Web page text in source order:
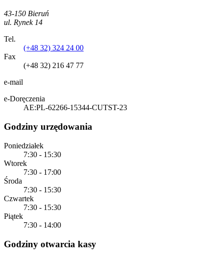
43-150 Bieruń
ul. Rynek 14
Tel.
(+48 32) 324 24 00
Fax
(+48 32) 216 47 77
e-mail
e-Doręczenia
AE:PL-62266-15344-CUTST-23
Godziny urzędowania
Poniedziałek
7:30 - 15:30
Wtorek
7:30 - 17:00
Środa
7:30 - 15:30
Czwartek
7:30 - 15:30
Piątek
7:30 - 14:00
Godziny otwarcia kasy